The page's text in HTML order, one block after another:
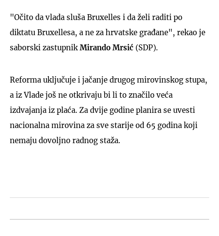
"Očito da vlada sluša Bruxelles i da želi raditi po
diktatu Bruxellesa, a ne za hrvatske građane", rekao je
saborski zastupnikMirando Mrsić (SDP).
Reforma uključuje i jačanje drugog mirovinskog stupa,
a iz Vlade još ne otkrivaju bi li to značilo veća
izdvajanja iz plaća. Za dvije godine planira se uvesti
nacionalna mirovina za sve starije od 65 godina koji
nemaju dovoljno radnog staža.